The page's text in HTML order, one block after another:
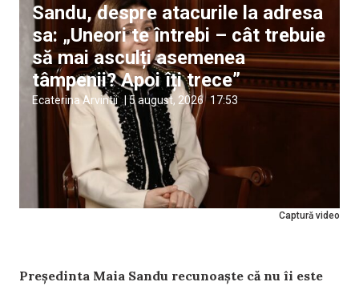
Captură video
Sandu, despre atacurile la adresa
sa: „Uneori te întrebi – cât trebuie
să mai asculți asemenea
tâmpenii? Apoi îți trece”
Ecaterina Arvintii | 5 august, 2026 17:53
Președinta Maia Sandu recunoaște că nu îi este